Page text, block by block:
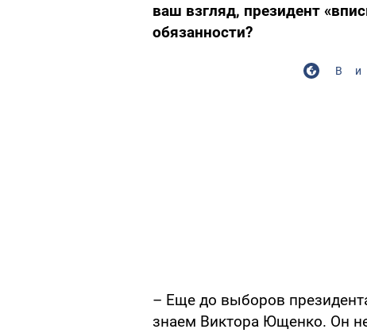
ваш взгляд, президент
обязанности?
– Еще до выборов
знаем Виктора Ющенко. Он